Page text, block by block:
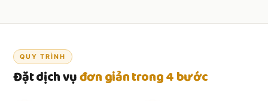
QUY TRÌNH
Đặt dịch vụđơn giản trong 4 bước